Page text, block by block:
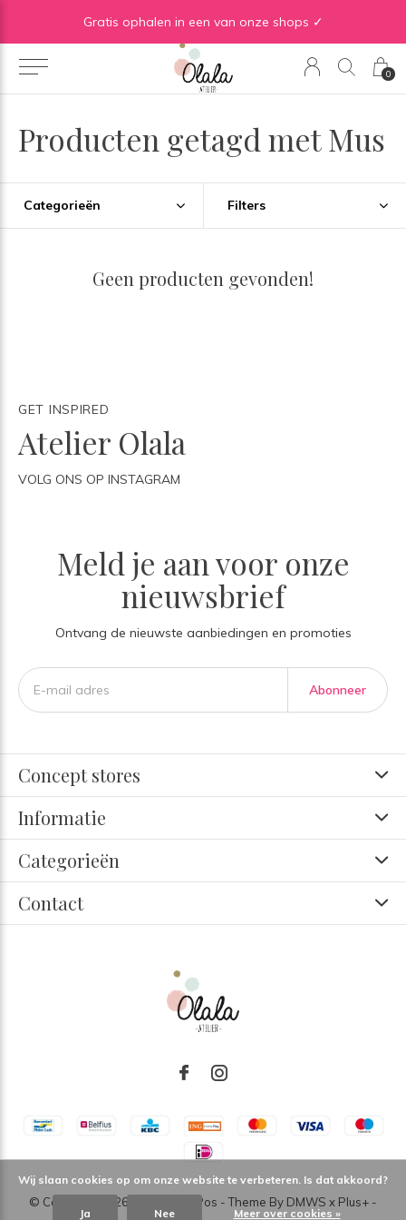
0
Gratis ophalen in een van onze shops ✓
Producten getagd met Mus
Categorieën Filters
Geen producten gevonden!
GET INSPIRED
Atelier Olala
VOLG ONS OP INSTAGRAM
Meld je aan voor onze
nieuwsbrief
Ontvang de nieuwste aanbiedingen en promoties
Abonneer
Concept stores
Informatie
Categorieën
Contact
© Copyright 2026 - Theme RePos - Theme By DMWS x Plus+ -
Wij slaan cookies op om onze website te verbeteren. Is dat akkoord?
Ja Nee Meer over cookies »